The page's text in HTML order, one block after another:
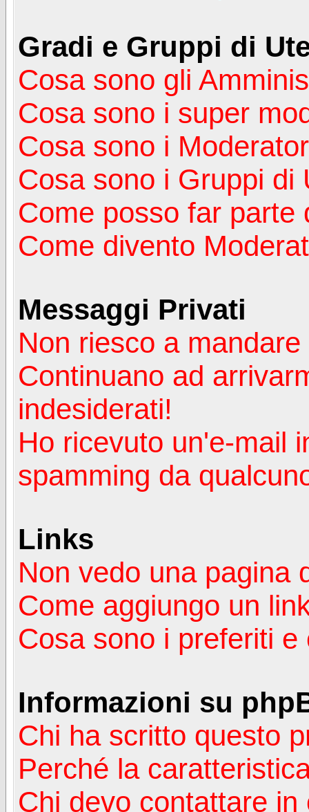
Gradi e Gruppi di
Cosa sono gli
Cosa sono i super
Cosa sono i
Cosa sono i Gruppi di
Come posso far parte
Come divento
Messaggi Privati
Non riesco a
Continuano ad
indesiderati!
Ho ricevuto un'e-mail
spamming da
Links
Non vedo una pagina
Come aggiungo un
Cosa sono i preferiti
Informazioni su
Chi ha scritto questo
Perché la
Chi devo contattare